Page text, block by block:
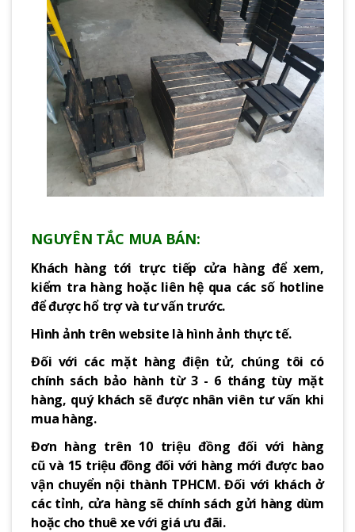
NGUYÊN TẮC MUA BÁN:
Khách hàng tới trực tiếp cửa hàng để xem,
kiểm tra hàng hoặc liên hệ qua các số hotline
để được hổ trợ và tư vấn trước.
Hình ảnh trên website là hình ảnh thực tế.
Đối với các mặt hàng điện tử, chúng tôi có
chính sách bảo hành từ 3 - 6 tháng tùy mặt
hàng, quý khách sẽ được nhân viên tư vấn khi
mua hàng.
Đơn hàng trên 10 triệu đồng đối với hàng
cũ và 15 triệu đồng đối với hàng mới được bao
vận chuyển nội thành TPHCM. Đối với khách ở
các tỉnh, cửa hàng sẽ chính sách gửi hàng dùm
hoặc cho thuê xe với giá ưu đãi.